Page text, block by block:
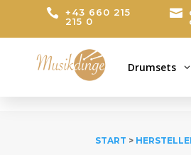
 +43 660 215
215 0

Drumsets 3
START >